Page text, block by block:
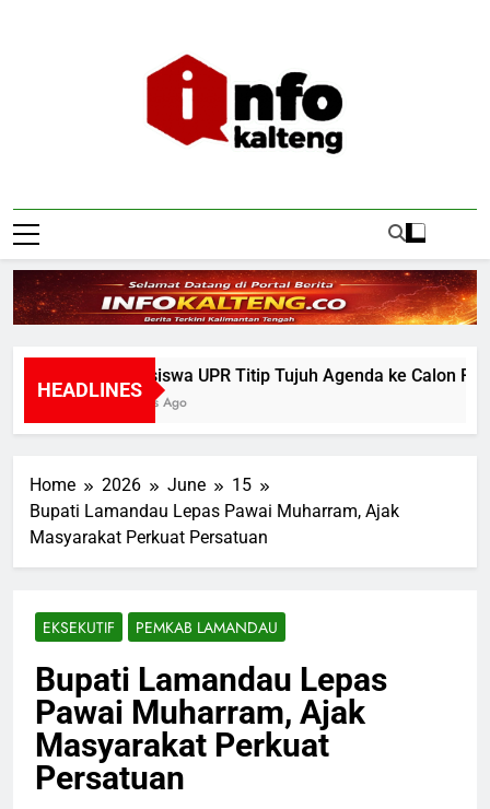
Infokalteng
HEADLINES
Mahasiswa UPR Titip Tujuh Agenda ke Calon
10 Hours Ago
Home 2026 June
15
Bupati Lamandau Lepas Pawai Muharram, Ajak
Masyarakat Perkuat Persatuan
EKSEKUTIF PEMKAB LAMANDAU
Bupati Lamandau Lepas
Pawai Muharram, Ajak
Masyarakat Perkuat
Persatuan